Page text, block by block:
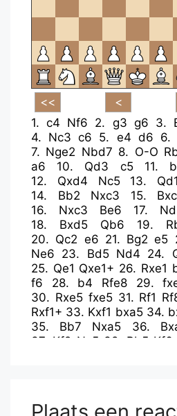
1.c4 Nf6 2. g3 g6 3.
4. Nc3 c6 5. e4 d6 6.
7. Nge2 Nbd7 8. O-O
a6
10. Qd3 c5 11.
12. Qxd4 Nc5 13. Qd1
14. Bb2 Nxc3 15.
16. Nxc3 Be6 17.
18. Bxd5 Qb6 19.
20. Qc2 e6 21. Bg2 e5
Ne6 23. Bd5 Nd4 24.
25. Qe1 Qxe1+ 26. Rxe1
f6
28. b4 Rfe8 29.
30. Rxe5 fxe5 31. Rf1
Rxf1+ 33. Kxf1 bxa5 34.
35. Bb7 Nxa5 36.
37. Kf2 Nc5 38. Bb5 Kf6